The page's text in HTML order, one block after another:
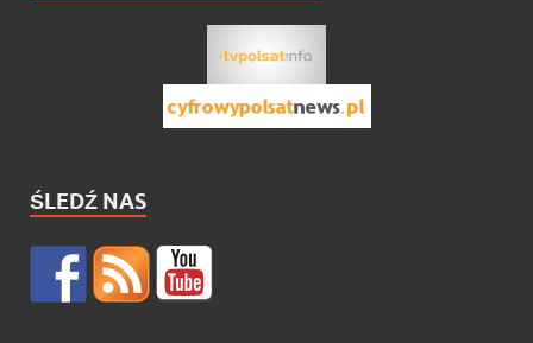
ŚLEDŹ NAS